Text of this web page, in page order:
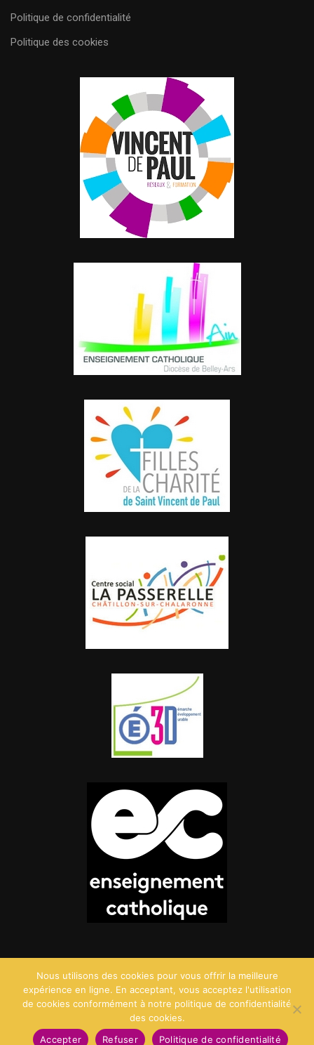
Politique de confidentialité
Politique des cookies
©2026 Saint Charles - Création :Agence Point Com
Nous utilisons des cookies pour vous offrir la meilleure
expérience en ligne. En acceptant, vous acceptez l'utilisation
de cookies conformément à notre politique de confidentialité
des cookies.
Accepter
Refuser Politique de confidentialité